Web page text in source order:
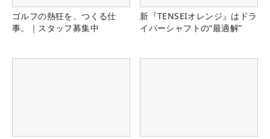
ゴルフの熱狂を、つくる仕
事。｜スタッフ募集中
新『TENSEIオレンジ』はドラ
イバーシャフトの“最適解”